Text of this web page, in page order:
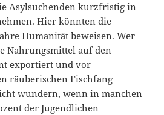
Asylsuchenden kurzfristig in
Hier könnten die
Humanität beweisen. Wer
Nahrungsmittel auf den
exportiert und vor
räuberischen Fischfang
wundern, wenn in manchen
der Jugendlichen